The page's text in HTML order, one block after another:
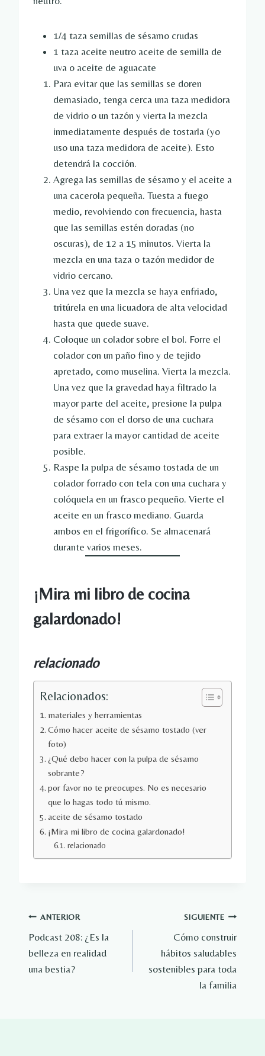
1/4 taza semillas de sésamo crudas
1 taza aceite neutro aceite de semilla de
uva o aceite de aguacate
Para evitar que las semillas se doren
demasiado, tenga cerca una taza medidora
de vidrio o un tazón y vierta la mezcla
inmediatamente después de tostarla (yo
uso una taza medidora de aceite). Esto
detendrá la cocción.
Agrega las semillas de sésamo y el aceite a
una cacerola pequeña. Tuesta a fuego
medio, revolviendo con frecuencia, hasta
que las semillas estén doradas (no
oscuras), de 12 a 15 minutos. Vierta la
mezcla en una taza o tazón medidor de
vidrio cercano.
Una vez que la mezcla se haya enfriado,
tritúrela en una licuadora de alta velocidad
hasta que quede suave.
Coloque un colador sobre el bol. Forre el
colador con un paño fino y de tejido
apretado, como muselina. Vierta la mezcla.
Una vez que la gravedad haya filtrado la
mayor parte del aceite, presione la pulpa
de sésamo con el dorso de una cuchara
para extraer la mayor cantidad de aceite
posible.
Raspe la pulpa de sésamo tostada de un
colador forrado con tela con una cuchara y
colóquela en un frasco pequeño. Vierte el
aceite en un frasco mediano. Guarda
ambos en el frigorífico. Se almacenará
durante varios meses.
¡Mira mi libro de cocina
galardonado!
relacionado
Relacionados:
materiales y herramientas
Cómo hacer aceite de sésamo tostado (ver
foto)
¿Qué debo hacer con la pulpa de sésamo
sobrante?
por favor no te preocupes. No es necesario
que lo hagas todo tú mismo.
aceite de sésamo tostado
¡Mira mi libro de cocina galardonado!
relacionado
Navegación
de
entradas
ANTERIOR
Podcast 208: ¿Es la
belleza en realidad
una bestia?
SIGUIENTE
Cómo construir
hábitos saludables
sostenibles para toda
la familia